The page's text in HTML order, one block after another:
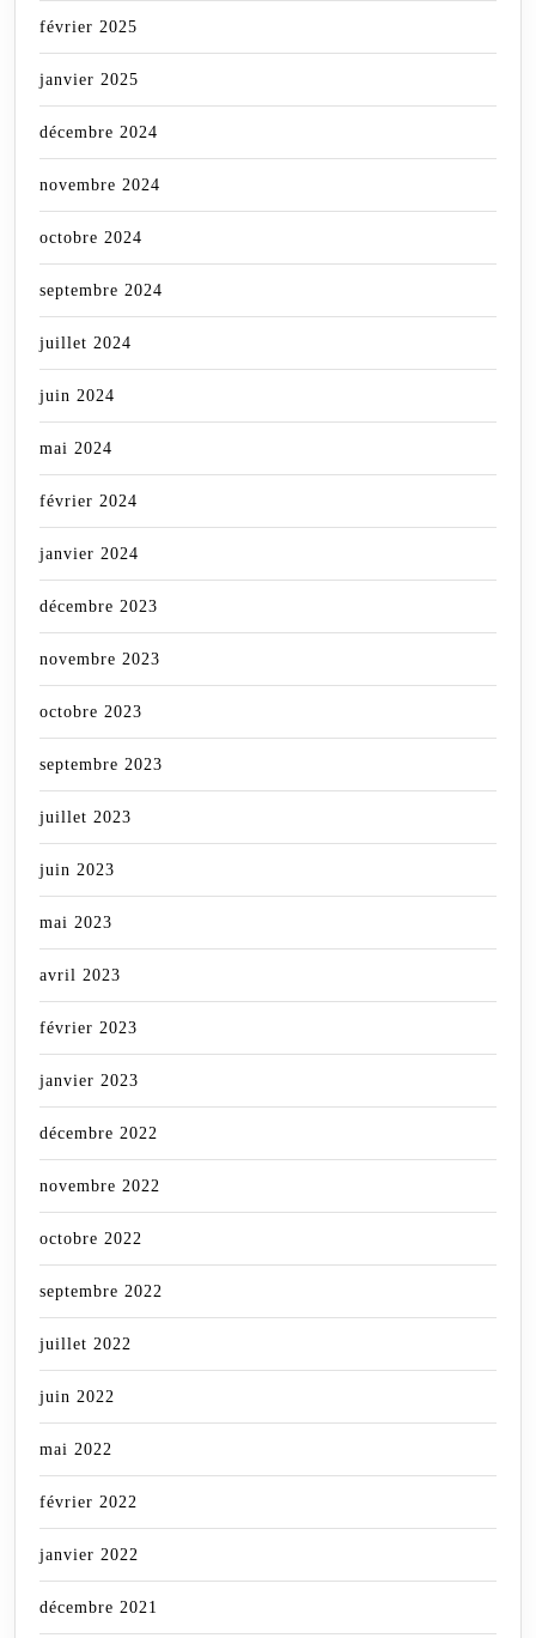
février 2025
janvier 2025
décembre 2024
novembre 2024
octobre 2024
septembre 2024
juillet 2024
juin 2024
mai 2024
février 2024
janvier 2024
décembre 2023
novembre 2023
octobre 2023
septembre 2023
juillet 2023
juin 2023
mai 2023
avril 2023
février 2023
janvier 2023
décembre 2022
novembre 2022
octobre 2022
septembre 2022
juillet 2022
juin 2022
mai 2022
février 2022
janvier 2022
décembre 2021